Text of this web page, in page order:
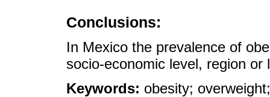
Conclusions:
In Mexico the prevalence of
socio-economic level, region or
Keywords: obesity;